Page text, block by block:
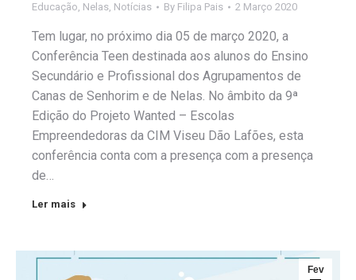
Educação, Nelas, Notícias By Filipa Pais 2 Março 2020
Tem lugar, no próximo dia 05 de março 2020, a
Conferência Teen destinada aos alunos do Ensino
Secundário e Profissional dos Agrupamentos de
Canas de Senhorim e de Nelas. No âmbito da 9ª
Edição do Projeto Wanted – Escolas
Empreendedoras da CIM Viseu Dão Lafões, esta
conferência conta com a presença com a presença
de…
Ler mais
Fev